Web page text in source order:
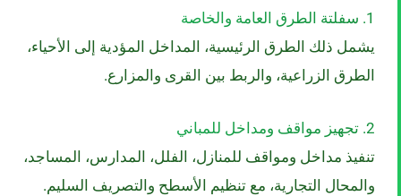
1. سفلتة الطرق العامة والخاصة
يشمل ذلك الطرق الرئيسية، المداخل المؤدية إلى الأحياء،
الطرق الزراعية، والربط بين القرى والمزارع.
2. تجهيز مواقف ومداخل للمباني
تنفيذ مداخل ومواقف للمنازل، الفلل، المدارس، المساجد،
والمحال التجارية، مع تنظيم الأسطح والتصريف السليم.